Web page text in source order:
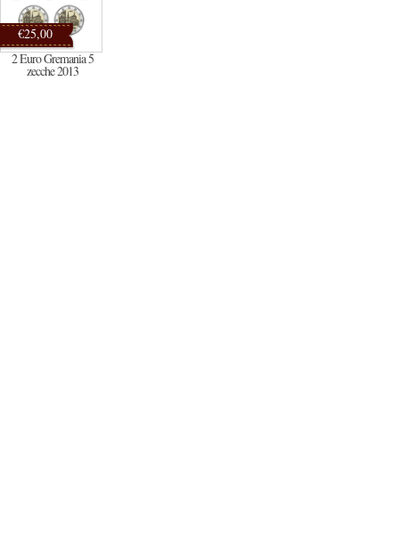
€25,00
2 Euro Gremania 5
zecche 2013